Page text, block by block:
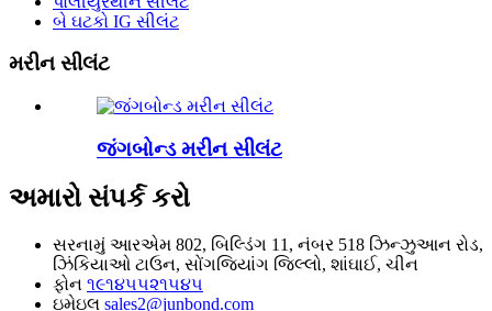
બે ઘટકો IG સીલંટ
મરીન સીલંટ
જંગબોન્ડ મરીન સીલંટ
અમારો સંપર્ક કરો
સરનામું આરએમ 802, બિલ્ડિંગ 11, નંબર 518 ઝિન્ઝુઆન રોડ,
ઝિંકિયાઓ ટાઉન, સોંગજિયાંગ જિલ્લો, શાંઘાઈ, ચીન
ફોન ૧૯૧૪૫૫૨૧૫૪૫
ઇમેઇલ sales2@junbond.com